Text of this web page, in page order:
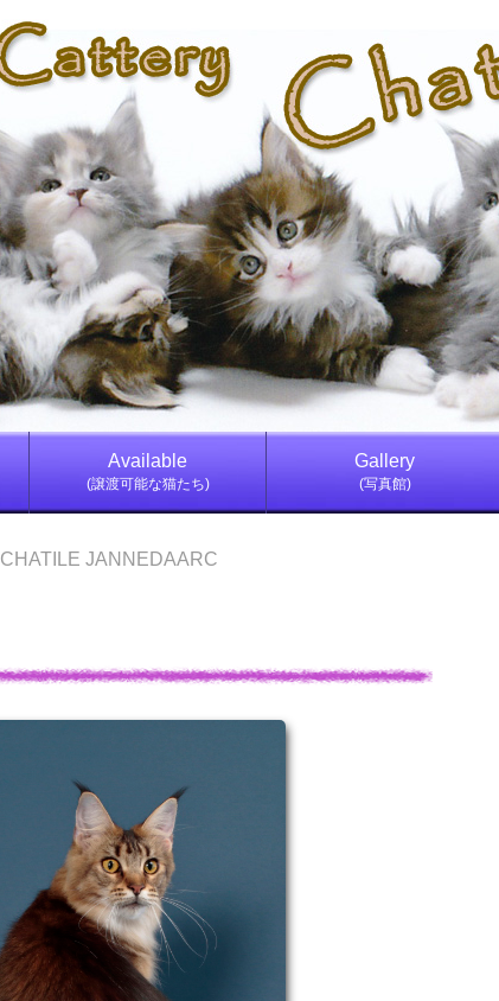
Available
(譲渡可能な猫たち)
Gallery
(写真館)
CHATILE JANNEDAARC